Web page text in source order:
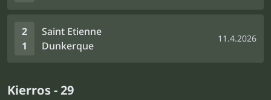
2
1
Saint Etienne
Dunkerque
11.4.2026
Kierros - 29